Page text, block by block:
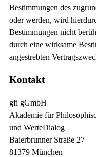
Bestimmungen des
oder werden, wird
Bestimmungen nicht
durch eine wirksame
angestrebten
Kontakt
gfi gGmbH
Akademie für
und WerteDialog
Baierbrunner Straße 27
81379 München